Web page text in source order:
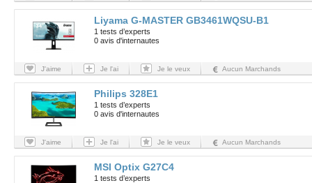
Liyama G-MASTER GB3461WQSU-B1
1 tests d’experts
0 avis d'internautes
J'aime Je l'ai Je le veux Aucun Marchands
Philips 328E1
1 tests d’experts
0 avis d'internautes
J'aime Je l'ai Je le veux Aucun Marchands
MSI Optix G27C4
1 tests d’experts